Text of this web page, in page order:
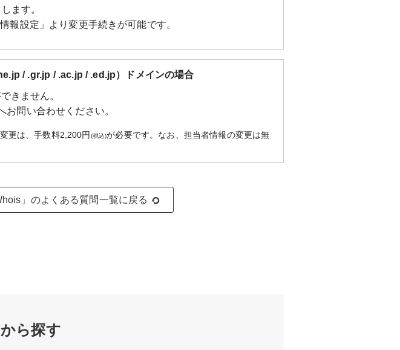
ます。
報設定」より変更手続きが可能です。
/ .gr.jp / .ac.jp / .ed.jp）ドメインの場合
きません。
お問い合わせください。
更は、手数料2,200円 (税込)が必要です。なお、担当者情報の変更は無
」のよくある質問一覧に戻る
ら探す